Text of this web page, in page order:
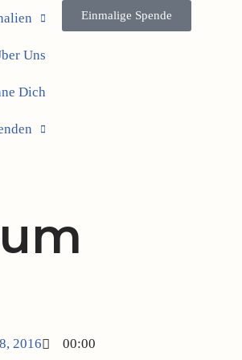
Uns
Dich
Einmalige Spende
2016 00:00